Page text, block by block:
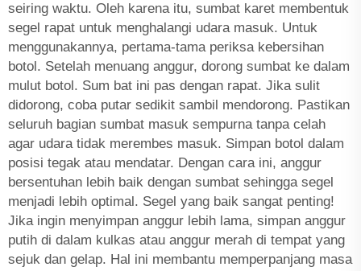
seiring waktu. Oleh karena itu, sumbat karet membentuk
segel rapat untuk menghalangi udara masuk. Untuk
menggunakannya, pertama-tama periksa kebersihan
botol. Setelah menuang anggur, dorong sumbat ke dalam
mulut botol. Sum bat ini pas dengan rapat. Jika sulit
didorong, coba putar sedikit sambil mendorong. Pastikan
seluruh bagian sumbat masuk sempurna tanpa celah
agar udara tidak merembes masuk. Simpan botol dalam
posisi tegak atau mendatar. Dengan cara ini, anggur
bersentuhan lebih baik dengan sumbat sehingga segel
menjadi lebih optimal. Segel yang baik sangat penting!
Jika ingin menyimpan anggur lebih lama, simpan anggur
putih di dalam kulkas atau anggur merah di tempat yang
sejuk dan gelap. Hal ini membantu memperpanjang masa